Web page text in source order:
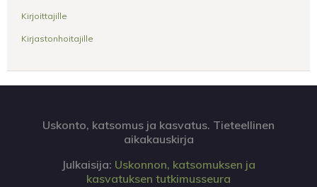
Kirjoittajille
Kirjastonhoitajille
Uskonto, katsomus ja kasvatus. Tieteellinen
aikakauskirja
Julkaisija: Uskonnon, katsomuksen ja
kasvatuksen tutkimusseura